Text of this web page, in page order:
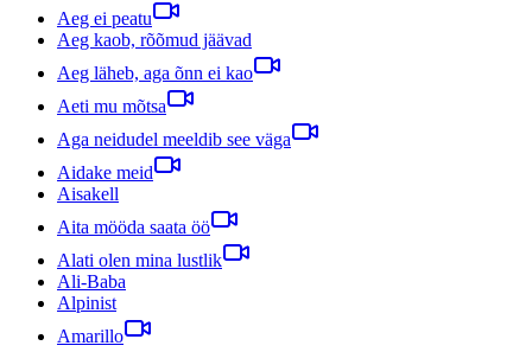
Aeg ei peatu
Aeg kaob, rõõmud jäävad
Aeg läheb, aga õnn ei kao
Aeti mu mõtsa
Aga neidudel meeldib see väga
Aidake meid
Aisakell
Aita mööda saata öö
Alati olen mina lustlik
Ali-Baba
Alpinist
Amarillo